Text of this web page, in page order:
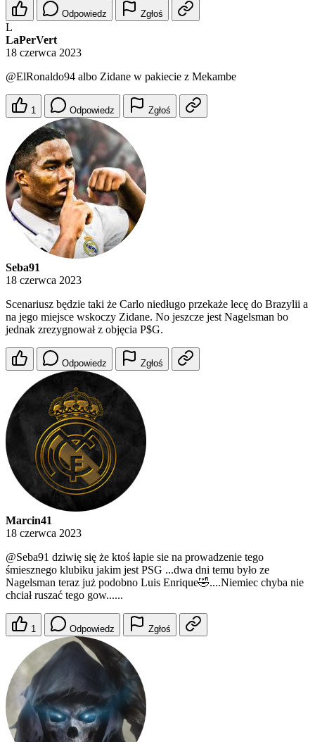
Odpowiedz Zgłoś
L
LaPerVert
18 czerwca 2023
@ElRonaldo94 albo Zidane w pakiecie z Mekambe
1 Odpowiedz Zgłoś
Seba91
18 czerwca 2023
Scenariusz będzie taki że Carlo niedługo przekaże lecę do Brazylii a
na jego miejsce wskoczy Zidane. No jeszcze jest Nagelsman bo
jednak zrezygnował z objęcia P$G.
Odpowiedz Zgłoś
Marcin41
18 czerwca 2023
@Seba91 dziwię się że ktoś łapie sie na prowadzenie tego
śmiesznego klubiku jakim jest PSG ...dwa dni temu było ze
Nagelsman teraz już podobno Luis Enrique🤣....Niemiec chyba nie
chciał ruszać tego gow......
1 Odpowiedz Zgłoś